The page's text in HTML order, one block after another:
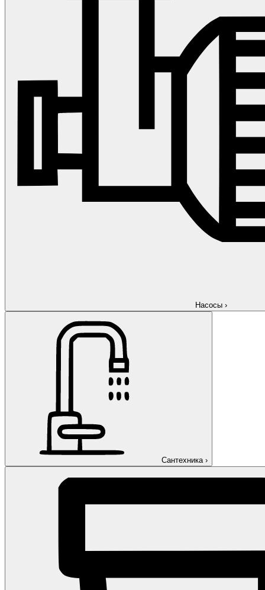
Насосы ›
Сантехника ›